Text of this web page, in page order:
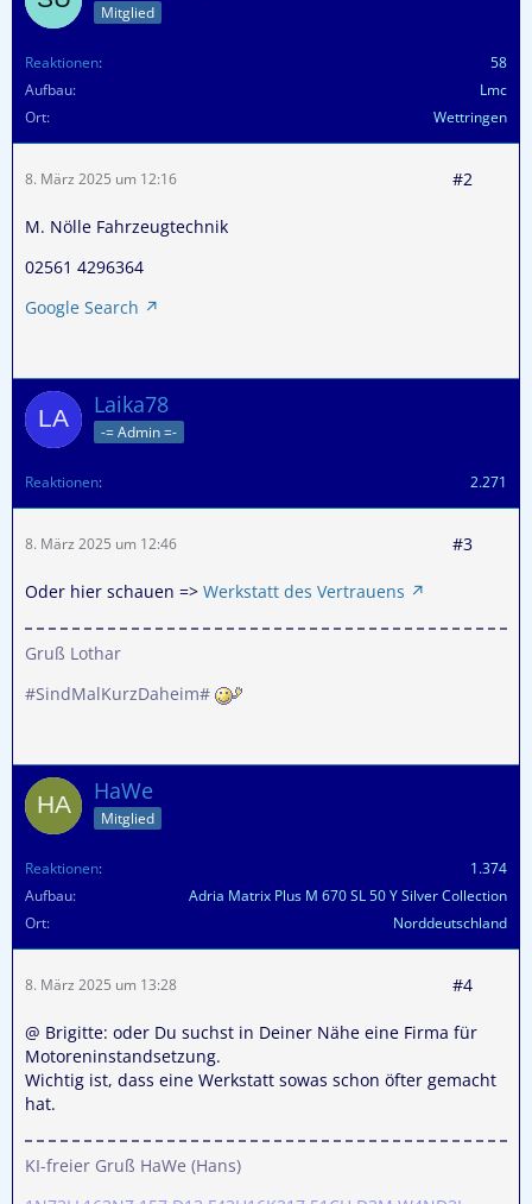
Mitglied
Reaktionen
58
Aufbau
Lmc
Ort
Wettringen
8. März 2025 um 12:16 #2
M. Nölle Fahrzeugtechnik
02561 4296364
Google Search
Laika78
-= Admin =-
Reaktionen 2.271
8. März 2025 um 12:46 #3
Oder hier schauen => Werkstatt des Vertrauens
Gruß Lothar
#SindMalKurzDaheim#
HaWe
Mitglied
Reaktionen
1.374
Aufbau
Adria Matrix Plus M 670 SL 50 Y Silver Collection
Ort
Norddeutschland
8. März 2025 um 13:28 #4
@ Brigitte: oder Du suchst in Deiner Nähe eine Firma für
Motoreninstandsetzung.
Wichtig ist, dass eine Werkstatt sowas schon öfter gemacht
hat.
KI-freier Gruß HaWe (Hans)